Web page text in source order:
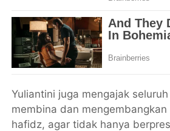
Yuliantini juga mengajak
membina dan
hafidz, agar tidak hanya